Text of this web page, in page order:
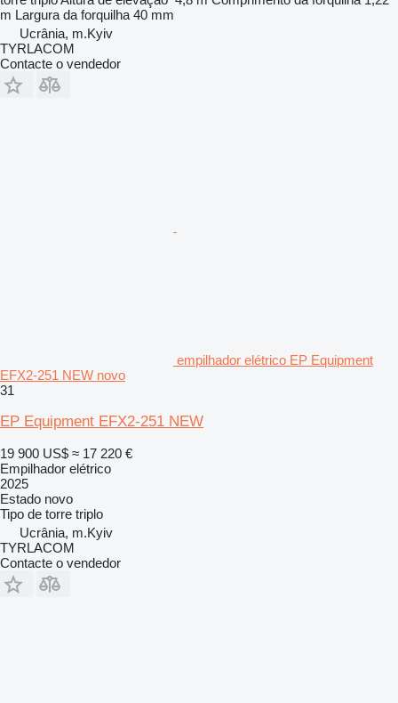
m Largura da forquilha 40 mm
Ucrânia, m.Kyiv
TYRLACOM
Contacte o vendedor
empilhador elétrico EP Equipment
EFX2-251 NEW novo
31
EP Equipment EFX2-251 NEW
19 900 US$ ≈ 17 220 €
Empilhador elétrico
2025
Estado novo
Tipo de torre triplo
Ucrânia, m.Kyiv
TYRLACOM
Contacte o vendedor